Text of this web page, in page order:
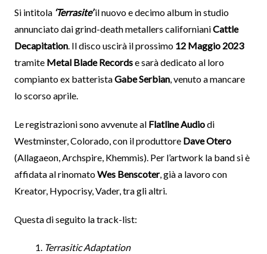
Si intitola ‘Terrasite’il nuovo e decimo album in studio
annunciato dai grind-death metallers californianiCattle
Decapitation. Il disco uscirà il prossimo 12 Maggio 2023
tramite Metal Blade Recordse sarà dedicato al loro
compianto ex batteristaGabe Serbian, venuto a mancare
lo scorso aprile.
Le registrazioni sono avvenute al Flatline Audiodi
Westminster, Colorado, con il produttore Dave Otero
(Allagaeon, Archspire, Khemmis). Per l’artwork la band si è
affidata al rinomatoWes Benscoter, già a lavoro con
Kreator, Hypocrisy, Vader, tra gli altri.
Questa di seguito la track-list:
Terrasitic Adaptation